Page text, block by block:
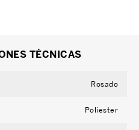
TÉCNICAS
Rosado
Poliester